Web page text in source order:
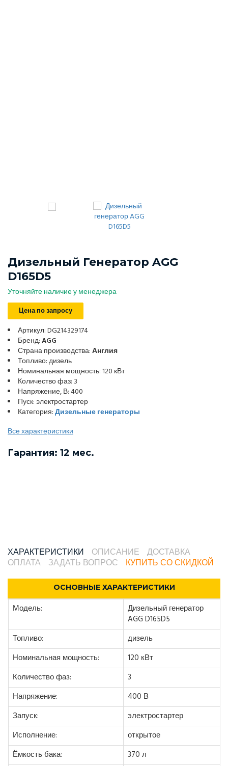
Дизельный Генератор AGG
D165D5
Уточняйте наличие у менеджера
Цена по запросу
Артикул: DG214329174
Бренд:AGG
Страна производства:Англия
Топливо: дизель
Номинальная мощность: 120 кВт
Количество фаз: 3
Напряжение, В: 400
Пуск: электростартер
Категория:Дизельные генераторы
Все характеристики
Гарантия: 12 мес.
ХАРАКТЕРИСТИКИ ОПИСАНИЕ
ДОСТАВКА
ОПЛАТА
ЗАДАТЬ ВОПРОС КУПИТЬ СО СКИДКОЙ
ОСНОВНЫЕ ХАРАКТЕРИСТИКИ
Модель:
Дизельный генератор
AGG D165D5
Топливо:
дизель
Номинальная мощность:
120 кВт
Количество фаз:
3
Напряжение:
400 В
Запуск:
электростартер
Исполнение:
открытое
Ёмкость бака:
370 л